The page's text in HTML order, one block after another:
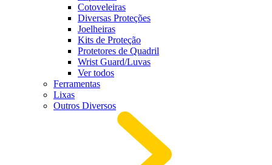
Cotoveleiras
Diversas Proteções
Joelheiras
Kits de Proteção
Protetores de Quadril
Wrist Guard/Luvas
Ver todos
Ferramentas
Lixas
Outros Diversos